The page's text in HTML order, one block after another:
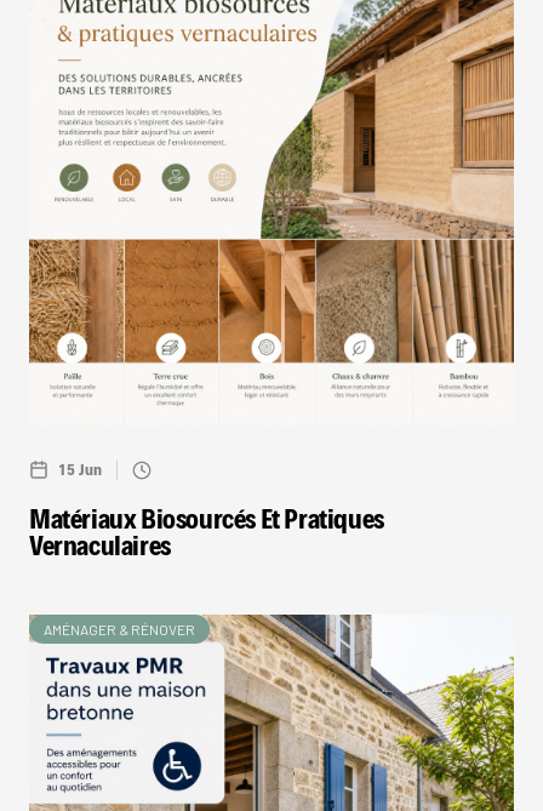
15 Jun
Matériaux Biosourcés Et Pratiques
Vernaculaires
AMÉNAGER & RÉNOVER